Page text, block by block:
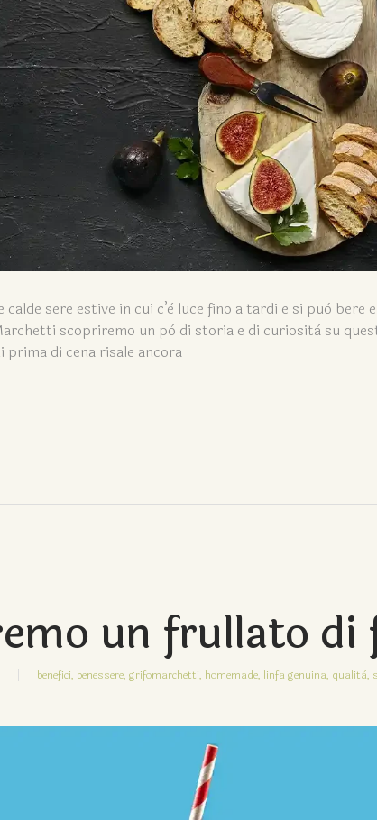
sere estive in cui c’è luce fino a tardi e si può bere
scopriremo un pò di storia e di curiosità su
prima di cena risale ancora
un frullato
benefici, benessere, grifomarchetti, homemade, linfa genuina, qualità,